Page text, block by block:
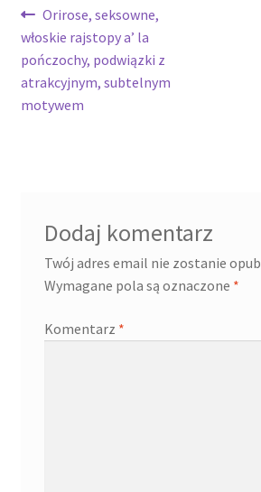
Nawigacja
wpisu
Poprzedni
wpis:
Orirose, seksowne,
włoskie rajstopy a’ la
pończochy, podwiązki z
atrakcyjnym, subtelnym
motywem
Dodaj komentarz
Twój adres email nie zostanie
Wymagane pola są oznaczone *
Komentarz *